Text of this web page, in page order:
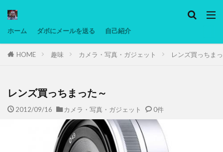
ホーム ダボにメールを送る 自己紹介
HOME 趣味 カメラ・写真・ガジェット レンズ買っちま
レンズ買っちまった～
2012/09/16 カメラ・写真・ガジェット 0件
タグ
マレーシア動画
動画 日本人村社会
検索